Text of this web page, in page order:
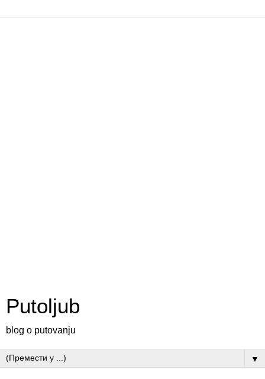
Putoljub
blog o putovanju
▼